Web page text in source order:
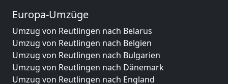
Europa-Umzüge
Umzug von Reutlingen nach Belarus
Umzug von Reutlingen nach Belgien
Umzug von Reutlingen nach Bulgarien
Umzug von Reutlingen nach Dänemark
Umzug von Reutlingen nach England